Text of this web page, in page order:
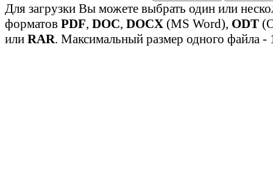
Для загрузки Вы можете выбрать один или
форматов PDF, DOC, DOCX (MS Word), ODT
или RAR. Максимальный размер одного файла